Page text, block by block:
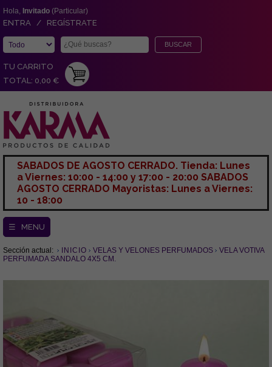
Hola, Invitado (Particular)
ENTRA / REGÍSTRATE
TU CARRITO
TOTAL: 0,00 €
SABADOS DE AGOSTO CERRADO. Tienda: Lunes
a Viernes: 10:00 - 14:00 y 17:00 - 20:00 SABADOS
AGOSTO CERRADO Mayoristas: Lunes a Viernes:
10 - 18:00
☰ MENU
Sección actual: INICIO VELAS Y VELONES PERFUMADOS
VELA VOTIVA
PERFUMADA SANDALO 4X5 CM.